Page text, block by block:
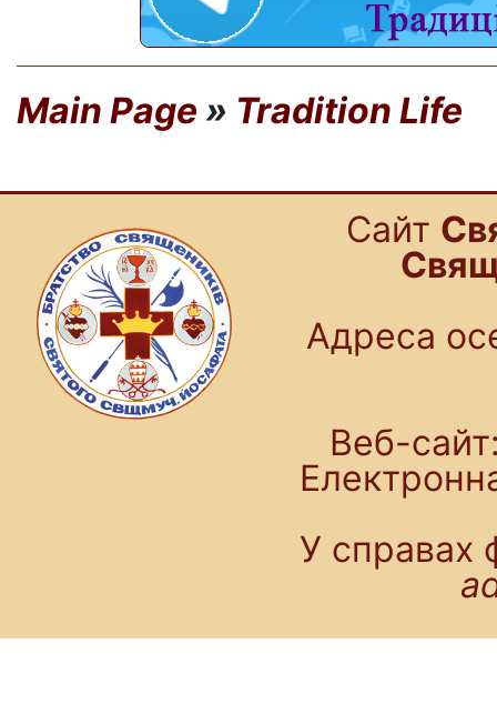
Main Page » Tradition Life
Cайт
Адреса
Веб-
У справах